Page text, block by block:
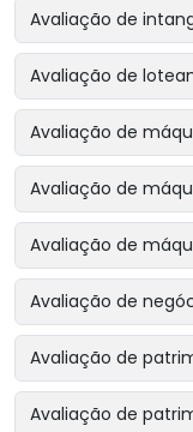
Avaliação de
Avaliação de
Avaliação de
Avaliação de
Avaliação de
Avaliação de
Avaliação de
Avaliação de